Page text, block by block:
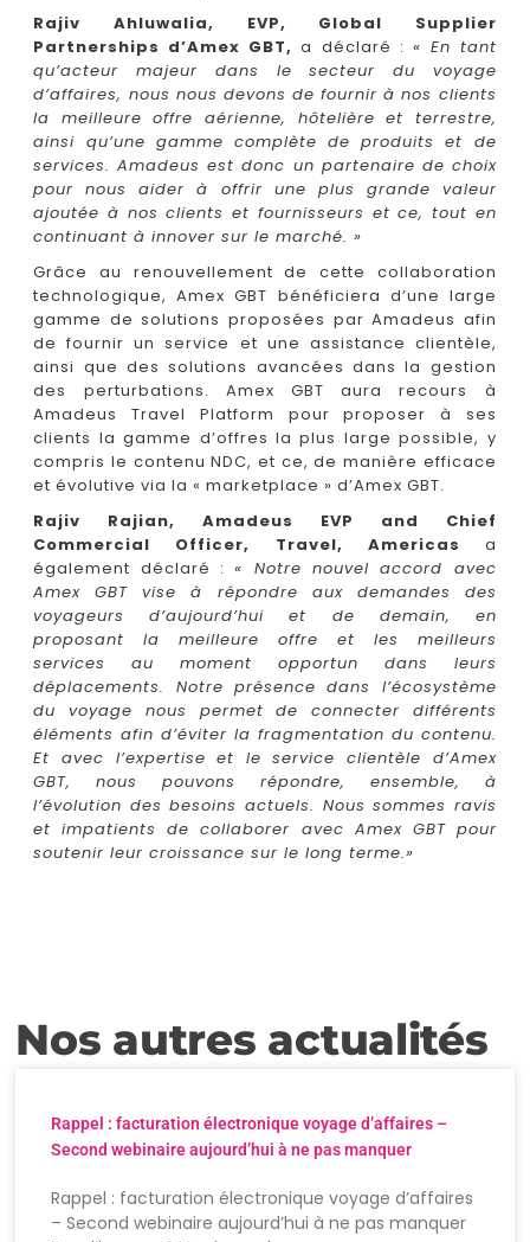
Rajiv Ahluwalia, EVP, Global Supplier
Partnerships d’Amex GBT, a déclaré : « En tant
qu’acteur majeur dans le secteur du voyage
d’affaires, nous nous devons de fournir à nos clients
la meilleure offre aérienne, hôtelière et terrestre,
ainsi qu’une gamme complète de produits et de
services. Amadeus est donc un partenaire de choix
pour nous aider à offrir une plus grande valeur
ajoutée à nos clients et fournisseurs et ce, tout en
continuant à innover sur le marché. »
Grâce au renouvellement de cette collaboration
technologique, Amex GBT bénéficiera d’une large
gamme de solutions proposées par Amadeus afin
de fournir un service et une assistance clientèle,
ainsi que des solutions avancées dans la gestion
des perturbations. Amex GBT aura recours à
Amadeus Travel Platform pour proposer à ses
clients la gamme d’offres la plus large possible, y
compris le contenu NDC, et ce, de manière efficace
et évolutive via la « marketplace » d’Amex GBT.
Rajiv Rajian, Amadeus EVP and Chief
Commercial Officer, Travel, Americas a
également déclaré :« Notre nouvel accord avec
Amex GBT vise à répondre aux demandes des
voyageurs d’aujourd’hui et de demain, en
proposant la meilleure offre et les meilleurs
services au moment opportun dans leurs
déplacements. Notre présence dans l’écosystème
du voyage nous permet de connecter différents
éléments afin d’éviter la fragmentation du contenu.
Et avec l’expertise et le service clientèle d’Amex
GBT, nous pouvons répondre, ensemble, à
l’évolution des besoins actuels. Nous sommes ravis
et impatients de collaborer avec Amex GBT pour
soutenir leur croissance sur le long terme.»
Nos autres actualités
Rappel : facturation électronique voyage d’affaires –
Second webinaire aujourd’hui à ne pas manquer
Rappel : facturation électronique voyage d’affaires
– Second webinaire aujourd’hui à ne pas manquer